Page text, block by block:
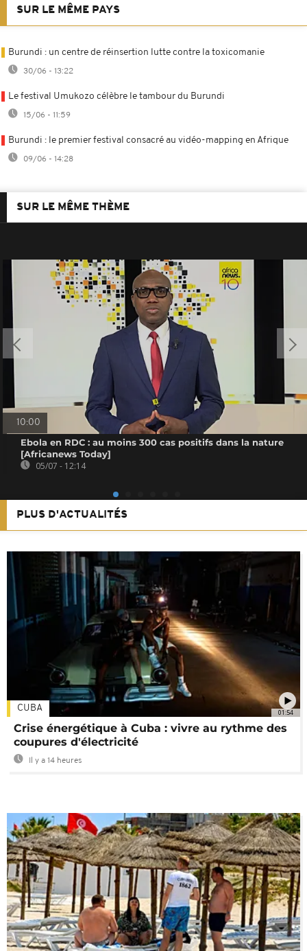
SUR LE MÊME PAYS
Burundi : un centre de réinsertion lutte contre la toxicomanie
30/06 - 13:22
Le festival Umukozo célèbre le tambour du Burundi
15/06 - 11:59
Burundi : le premier festival consacré au vidéo-mapping en Afrique
09/06 - 14:28
SUR LE MÊME THÈME
10:00
Ebola en RDC : au moins 300 cas positifs dans la nature
[Africanews Today]
05/07 - 12:14
PLUS D'ACTUALITÉS
01:54
CUBA
Crise énergétique à Cuba : vivre au rythme des
coupures d'électricité
Il y a 14 heures